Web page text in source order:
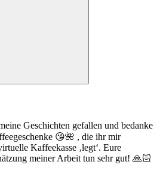
Geschichten gefallen und bedanke
😘🌺 , die ihr mir
Kaffeekasse ‚legt‘. Eure
meiner Arbeit tun sehr gut! 🙏🏻